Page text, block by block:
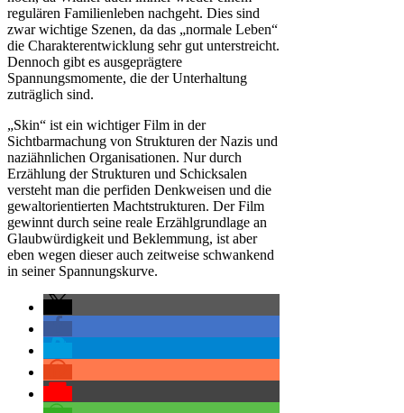
regulären Familienleben nachgeht. Dies sind
zwar wichtige Szenen, da das „normale Leben“
die Charakterentwicklung sehr gut unterstreicht.
Dennoch gibt es ausgeprägtere
Spannungsmomente, die der Unterhaltung
zuträglich sind.
„Skin“ ist ein wichtiger Film in der
Sichtbarmachung von Strukturen der Nazis und
naziähnlichen Organisationen. Nur durch
Erzählung der Strukturen und Schicksalen
versteht man die perfiden Denkweisen und die
gewaltorientierten Machtstrukturen. Der Film
gewinnt durch seine reale Erzählgrundlage an
Glaubwürdigkeit und Beklemmung, ist aber
eben wegen dieser auch zeitweise schwankend
in seiner Spannungskurve.